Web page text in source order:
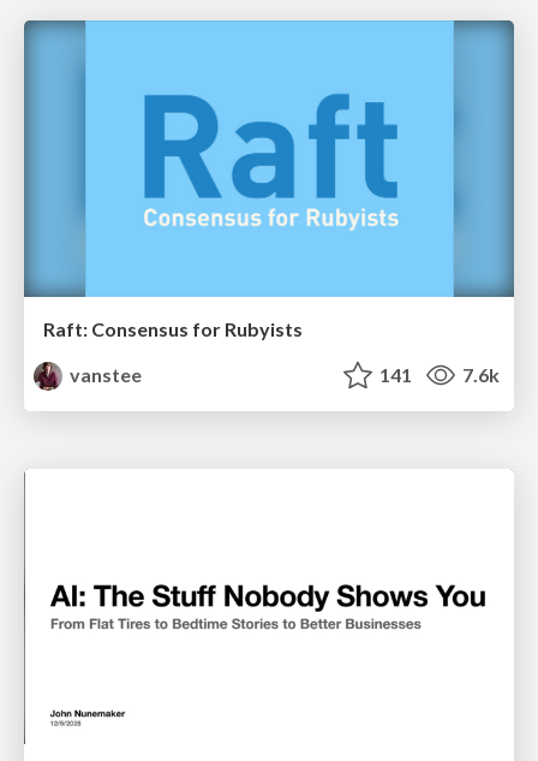
Raft: Consensus for Rubyists
vanstee
141 7.6k